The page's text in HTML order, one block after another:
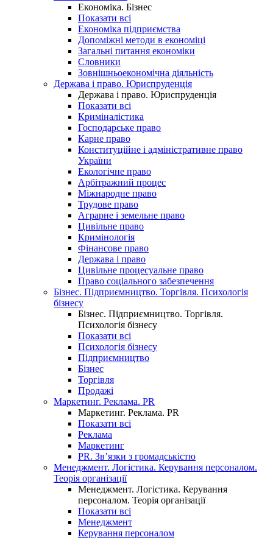
Економіка. Бізнес
Показати всі
Економіка підприємства
Допоміжні методи в економіці
Загальні питання економіки
Словники
Зовнішньоекономічна діяльність
Держава і право. Юриспруденція
Держава і право. Юриспруденція
Показати всі
Криміналістика
Господарське право
Карне право
Конституційне і адміністративне право
України
Екологічне право
Арбітражний процес
Міжнародне право
Трудове право
Аграрне і земельне право
Цивільне право
Кримінологія
Фінансове право
Держава і право
Цивільне процесуальне право
Право соціального забезпечення
Бізнес. Підприємництво. Торгівля. Психологія
бізнесу
Бізнес. Підприємництво. Торгівля.
Психологія бізнесу
Показати всі
Психологія бізнесу
Підприємництво
Бізнес
Торгівля
Продажі
Маркетинг. Реклама. PR
Маркетинг. Реклама. PR
Показати всі
Реклама
Маркетинг
PR. Зв’язки з громадськістю
Менеджмент. Логістика. Керування персоналом.
Теорія організації
Менеджмент. Логістика. Керування
персоналом. Теорія організації
Показати всі
Менеджмент
Керування персоналом